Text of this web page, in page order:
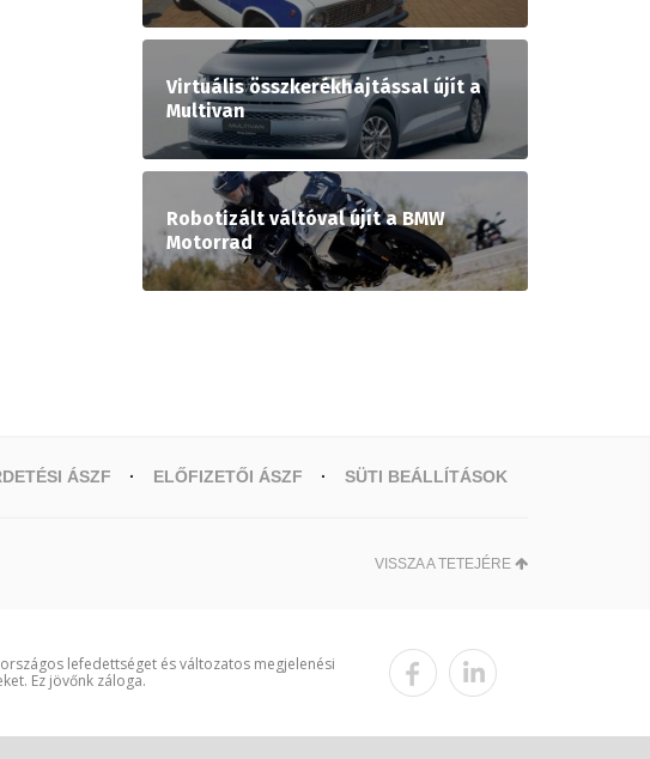
Virtuális összkerékhajtással újít a
Multivan
Robotizált váltóval újít a BMW
Motorrad
ÁSZF ELŐFIZETŐI ÁSZF SÜTI BEÁLLÍTÁSOK
VISSZA A TETEJÉRE
lefedettséget és változatos megjelenési
Ez jövőnk záloga.